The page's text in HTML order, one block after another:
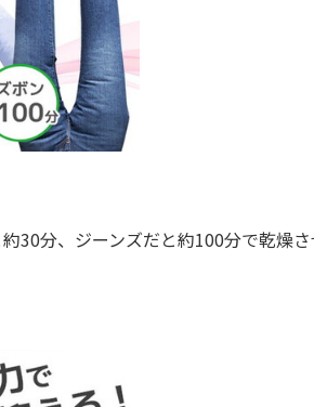
30分、ジーンズだと約100分で乾燥